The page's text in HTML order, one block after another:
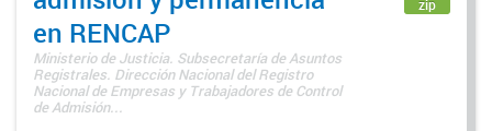
en RENCAP
Ministerio de Justicia. Subsecretaría de Asuntos
Registrales. Dirección Nacional del Registro
Nacional de Empresas y Trabajadores de Control
de Admisión...
zip